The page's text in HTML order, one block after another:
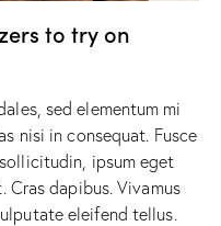
to try on
sed elementum mi
nisi in consequat. Fusce
ipsum eget
dapibus. Vivamus
eleifend tellus.